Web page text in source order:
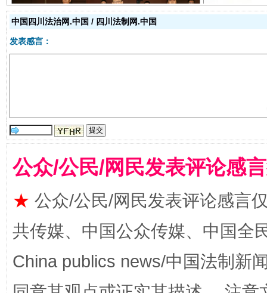
受贿1.44亿！段成刚被判无期 从幼
全民健身五年计划来了！等你上场
中国四川法治网.中国 / 四川法制网.中国
发表感言：
公众/公民/网民发表评论感
★ 公众/公民/网民发表评论感言
共传媒、中国公众传媒、中国全
China publics news/中国法制新